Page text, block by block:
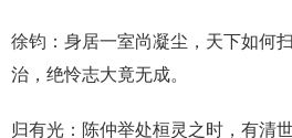
徐钧：身居一室尚凝尘，天下如何
治，绝怜志大竟无成。
归有光：陈仲举处桓灵之时，有清